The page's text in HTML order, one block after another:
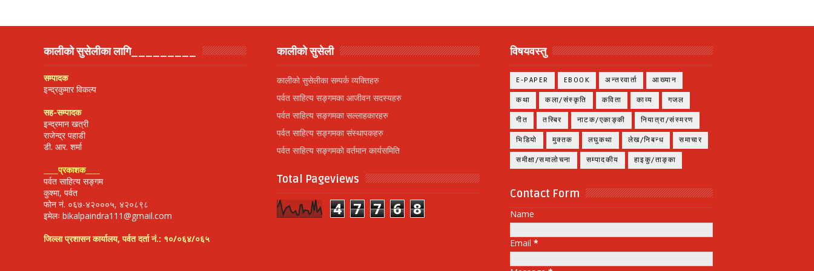
कालीको सुसेलीका लागि_________
सम्पादक
इन्द्रकुमार विकल्प
सह-सम्पादक
इन्द्रमान खत्री
राजेन्द्र पहाडी
डी. आर. शर्मा
____प्रकाशक____
पर्वत साहित्य सङ्गम
कुश्मा, पर्वत
फोन नं. ०६७-४२०००५, ४२०८९८
इमेलः bikalpaindra111@gmail.com
जिल्ला प्रशासन कार्यालय, पर्वत दर्ता नं.: १०/०६४/०६५
कालीको सुसेली
कालीको सुसेलीका सम्पर्क व्यक्तिहरु
पर्वत साहित्य सङ्गमका आजीवन सदस्यहरु
पर्वत साहित्य सङ्गमका सल्लाहकारहरु
पर्वत साहित्य सङ्गमका संस्थापकहरु
पर्वत साहित्य सङ्गमको वर्तमान कार्यसमिति
Total Pageviews
4 7 7 6 8
विषयवस्तु
E-PAPER EBOOK अन्तरवार्ता आख्यान
कथा कला/संस्कृति कविता काव्य गजल
गीत तस्बिर नाटक/एकाङ्की नियात्रा/संस्मरण
भिडियो मुक्तक लघुकथा लेख/निबन्ध समाचार
समीक्षा/समालोचना सम्पादकीय हाइकु/ताङ्का
Contact Form
Name
Email *